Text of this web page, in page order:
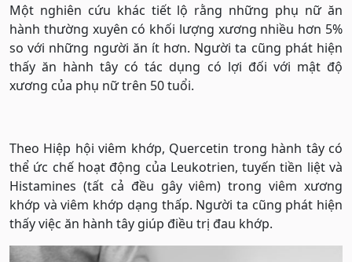
Một nghiên cứu khác tiết lộ rằng những phụ nữ ăn
hành thường xuyên có khối lượng xương nhiều hơn 5%
so với những người ăn ít hơn. Người ta cũng phát hiện
thấy ăn hành tây có tác dụng có lợi đối với mật độ
xương của phụ nữ trên 50 tuổi.
Theo Hiệp hội viêm khớp, Quercetin trong hành tây có
thể ức chế hoạt động của Leukotrien, tuyến tiền liệt và
Histamines (tất cả đều gây viêm) trong viêm xương
khớp và viêm khớp dạng thấp. Người ta cũng phát hiện
thấy việc ăn hành tây giúp điều trị đau khớp.